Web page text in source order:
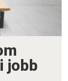
jobb